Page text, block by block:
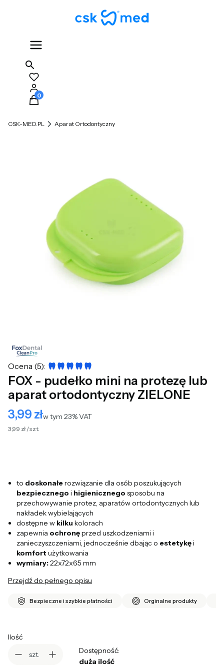
Produkty w koszyku: 0. Zobacz szczegóły
CSK-MED.PL Aparat Ortodontyczny
Ocena (5):
FOX - pudełko mini na protezę lub
aparat ortodontyczny ZIELONE
Cena
3,99 złw tym 23% VAT
w tym 23%VAT
3,99 zł / szt.
to doskonałerozwiązanie dla osób poszukujących
bezpiecznego i higienicznego sposobu na
przechowywanie protez, aparatów ortodontycznych lub
nakładek wybielających
dostępne w kilku kolorach
zapewnia ochronęprzed uszkodzeniami i
zanieczyszczeniami, jednocześnie dbając o estetykęi
komfort użytkowania
wymiary:22x72x65 mm
Przejdź do pełnego opisu
Bezpieczne i szybkie płatności Orginalne produkty
Ilość
szt.
Dostępność:
duża ilość